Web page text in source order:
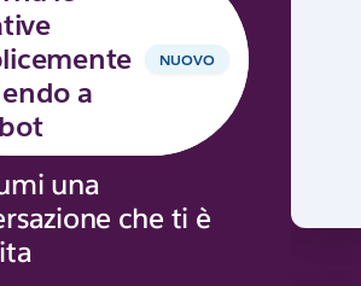
a
NUOVO
una
che ti è